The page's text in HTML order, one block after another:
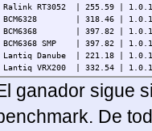
Ralink RT3052 | 255.59 |
BCM6328 | 318.46 | 1.0.1c |
BCM6368 | 397.82 | 1.0.1e |
BCM6368 SMP | 397.82 |
Lantiq Danube | 221.18 |
Lantiq VRX200 | 332.54 |
ganador sigue
De